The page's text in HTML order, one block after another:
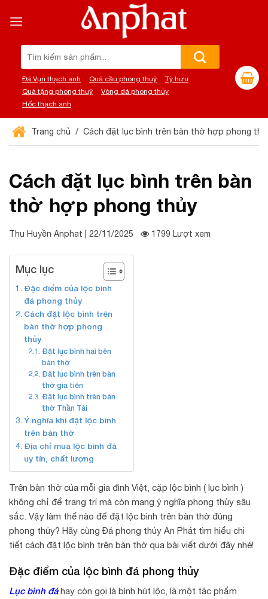
đến
Đá Vụn thạch anh Quả cầu phong thuỷ
Tỳ hưu
Quà tặng phong thuỷ
Vòng đá phong thủy
Hốc thạch anh
Trang chủ Cách đặt lục bình trên bàn thờ hợp phong
Cách đặt lục bình trên bàn
thờ hợp phong thủy
Thu Huyền Anphat | 22/11/2025 1799 Lượt xem
Mục lục
Đặc điểm của lộc bình
đá phong thủy
Cách đặt lộc bình trên
bàn thờ hợp phong
thủy
Đặt lục bình hai bên
bàn thờ
Đặt lục bình trên bàn
thờ gia tiên
Đặt lục bình trên bàn
thờ Thần Tài
Ý nghĩa khi đặt lộc bình
trên bàn thờ
Địa chỉ mua lộc bình đá
uy tín, chất lượng
Trên bàn thờ của mỗi gia đình Việt, cặp lộc bình ( lục bình )
không chỉ để trang trí mà còn mang ý nghĩa phong thủy sâu
sắc. Vậy làm thế nào để đặt lộc bình trên bàn thờ đúng
phong thủy? Hãy cùng Đá phong thủy An Phát tìm hiểu chi
tiết cách đặt lộc bình trên bàn thờ qua bài viết dưới đây nhé!
Đặc điểm của lộc bình đá phong thủy
Lục bình đáhay còn gọi là bình hút lộc, là một tác phẩm